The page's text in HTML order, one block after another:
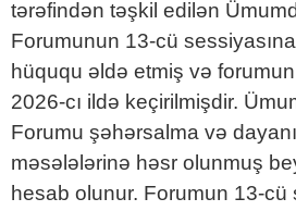
tərəfindən təşkil edilən
Forumunun 13-cü
hüququ əldə etmiş və
2026-cı ildə keçirilmişdir.
Forumu şəhərsalma və
məsələlərinə həsr olunmuş
hesab olunur. Forumun 13-cü